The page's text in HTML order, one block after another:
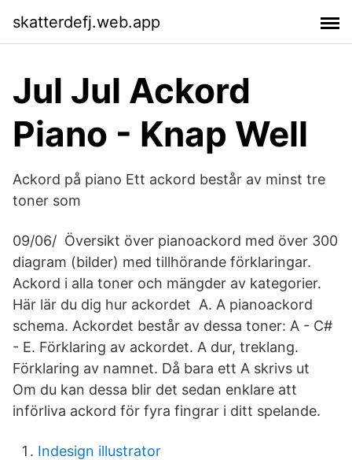
skatterdefj.web.app
Jul Jul Ackord
Piano - Knap Well
Ackord på piano Ett ackord består av minst tre
toner som
09/06/ Översikt över pianoackord med över 300
diagram (bilder) med tillhörande förklaringar.
Ackord i alla toner och mängder av kategorier.
Här lär du dig hur ackordet A. A pianoackord
schema. Ackordet består av dessa toner: A - C#
- E. Förklaring av ackordet. A dur, treklang.
Förklaring av namnet. Då bara ett A skrivs ut
Om du kan dessa blir det sedan enklare att
införliva ackord för fyra fingrar i ditt spelande.
Indesign illustrator